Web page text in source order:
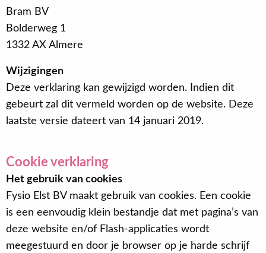
Bram BV
Bolderweg 1
1332 AX Almere
Wijzigingen
Deze verklaring kan gewijzigd worden. Indien dit
gebeurt zal dit vermeld worden op de website. Deze
laatste versie dateert van 14 januari 2019.
Cookie verklaring
Het gebruik van cookies
Fysio Elst BV maakt gebruik van cookies. Een cookie
is een eenvoudig klein bestandje dat met pagina’s van
deze website en/of Flash-applicaties wordt
meegestuurd en door je browser op je harde schrijf